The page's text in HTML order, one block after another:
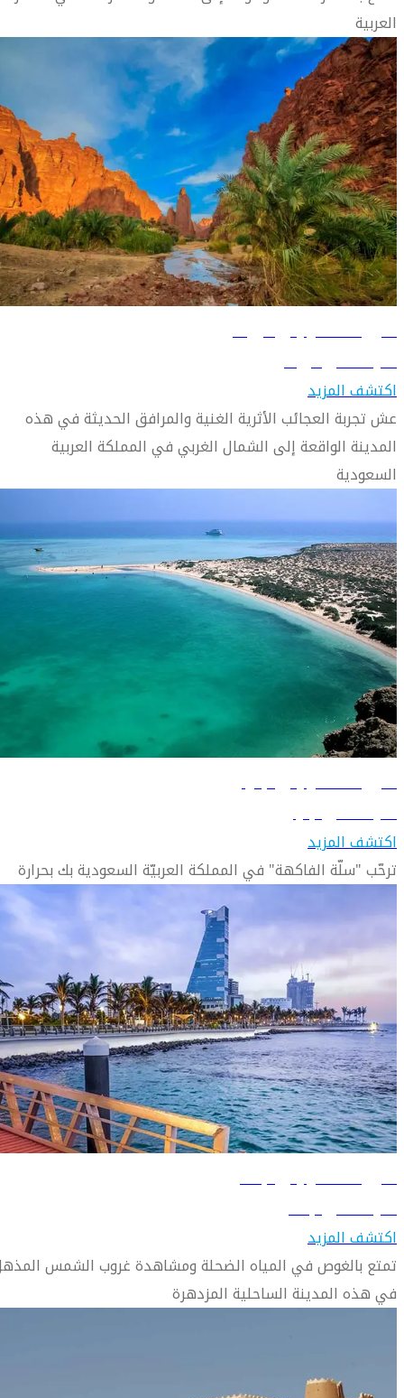
العربية
دليل السفر إلى تبوك
تعرّف على تبوك
اكتشف المزيد
عش تجربة العجائب الأثرية الغنية والمرافق الحديثة في هذه
المدينة الواقعة إلى الشمال الغربي في المملكة العربية
السعودية
دليل السفر إلى جازان
تعرّف على جازان
اكتشف المزيد
ترحّب "سلّة الفاكهة" في المملكة العربيّة السعودية بك بحرارة
دليل السفر إلى جدة
تعرّف على جدة
اكتشف المزيد
تمتع بالغوص في المياه الضحلة ومشاهدة غروب الشمس
في هذه المدينة الساحلية المزدهرة